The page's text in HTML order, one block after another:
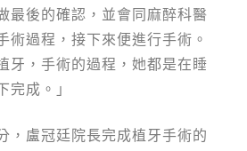
最後的確認，並會同麻醉科醫
術過程，接下來便進行手術。
牙，手術的過程，她都是在睡
完成。」
，盧冠廷院長完成植牙手術的